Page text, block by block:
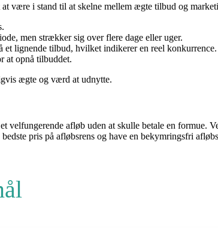
være i stand til at skelne mellem ægte tilbud og
men strækker sig over flere dage eller uger.
lignende tilbud, hvilket indikerer en reel konkurrence.
at opnå tilbuddet.
ægte og værd at udnytte.
velfungerende afløb uden at skulle betale en
pris på afløbsrens og have en bekymringsfri